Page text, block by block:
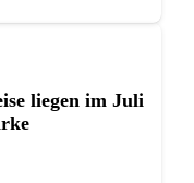
liegen im Juli